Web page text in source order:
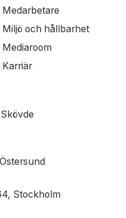
Medarbetare
Miljö och hållbarhet
Mediaroom
Karriär
Stockholm